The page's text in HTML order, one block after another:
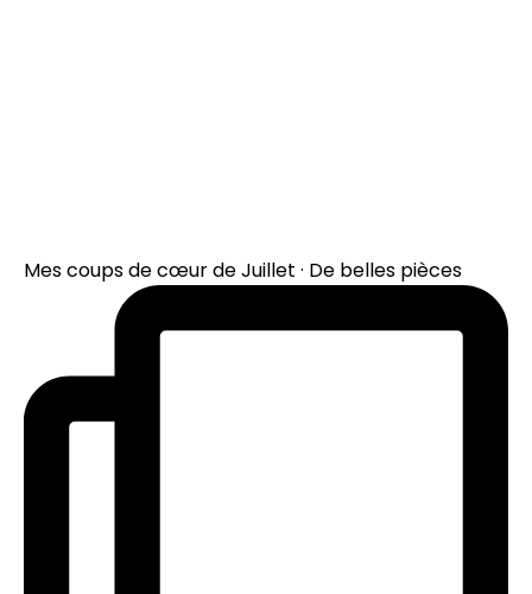
Mes coups de cœur de Juillet · De belles pièces